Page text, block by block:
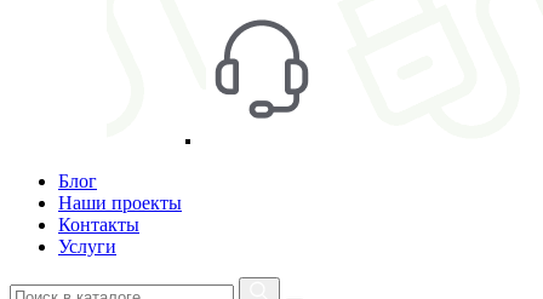
Блог
Наши проекты
Контакты
Услуги